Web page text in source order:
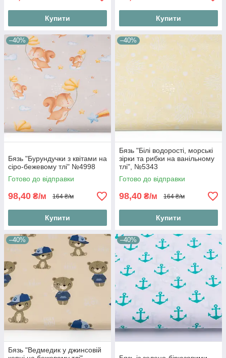
Купити Купити
–40%
Бязь "Бурундучки з квітами на
сіро-бежевому тлі" №4998
Готово до відправки
98,40 ₴/м 164 ₴/м
Купити
–40%
Бязь "Білі водорості, морські
зірки та рибки на ванільному
тлі", №5343
Готово до відправки
98,40 ₴/м 164 ₴/м
Купити
–40%
Бязь "Ведмедик у джинсовій
–40%